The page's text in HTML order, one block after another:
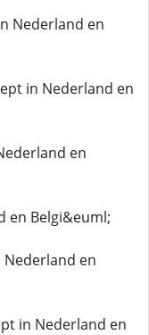
Nederland en
in Nederland en
en
en Belgi&euml;
en
in Nederland en